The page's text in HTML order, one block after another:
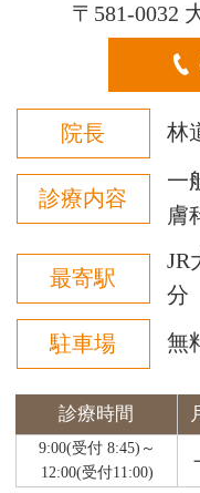
〒581-0032
院長 林
診療内容
一
膚
最寄駅
JR
分
駐車場 無
診療時間
9:00(受付 8:45) ～
12:00(受付11:00)